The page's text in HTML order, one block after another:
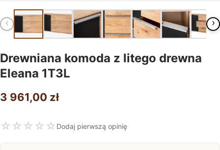
‹ ›
Drewniana komoda z litego drewna
Eleana 1T3L
3 961,00 zł
☆ ☆ ☆ ☆ ☆ Dodaj pierwszą opinię